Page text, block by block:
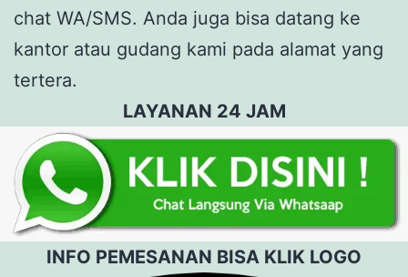
chat WA/SMS. Anda juga bisa datang ke
kantor atau gudang kami pada alamat yang
tertera.
LAYANAN 24 JAM
INFO PEMESANAN BISA KLIK LOGO